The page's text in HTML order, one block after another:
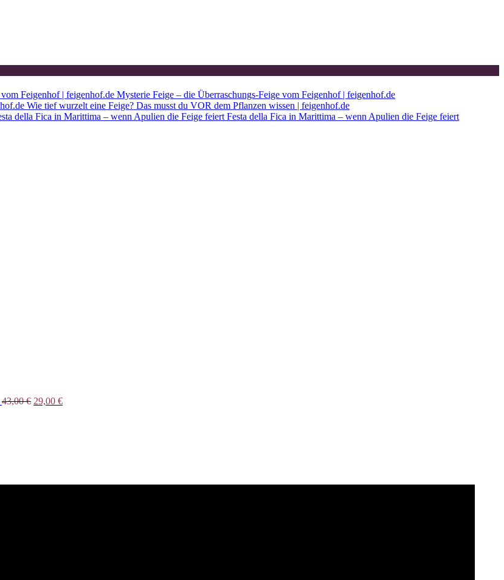
Mysterie Feige – die Überraschungs-Feige vom Feigenhof | feigenhof.de
Wie tief wurzelt eine Feige? Das musst du VOR dem Pflanzen wissen | feigenhof.de
Festa della Fica in Marittima – wenn Apulien die Feige feiert
43,00€ Ursprünglicher
29,00 €Aktueller